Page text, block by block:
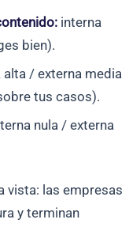
interna
bien).
alta / externa media
tus casos).
nula / externa
vista: las empresas
y terminan